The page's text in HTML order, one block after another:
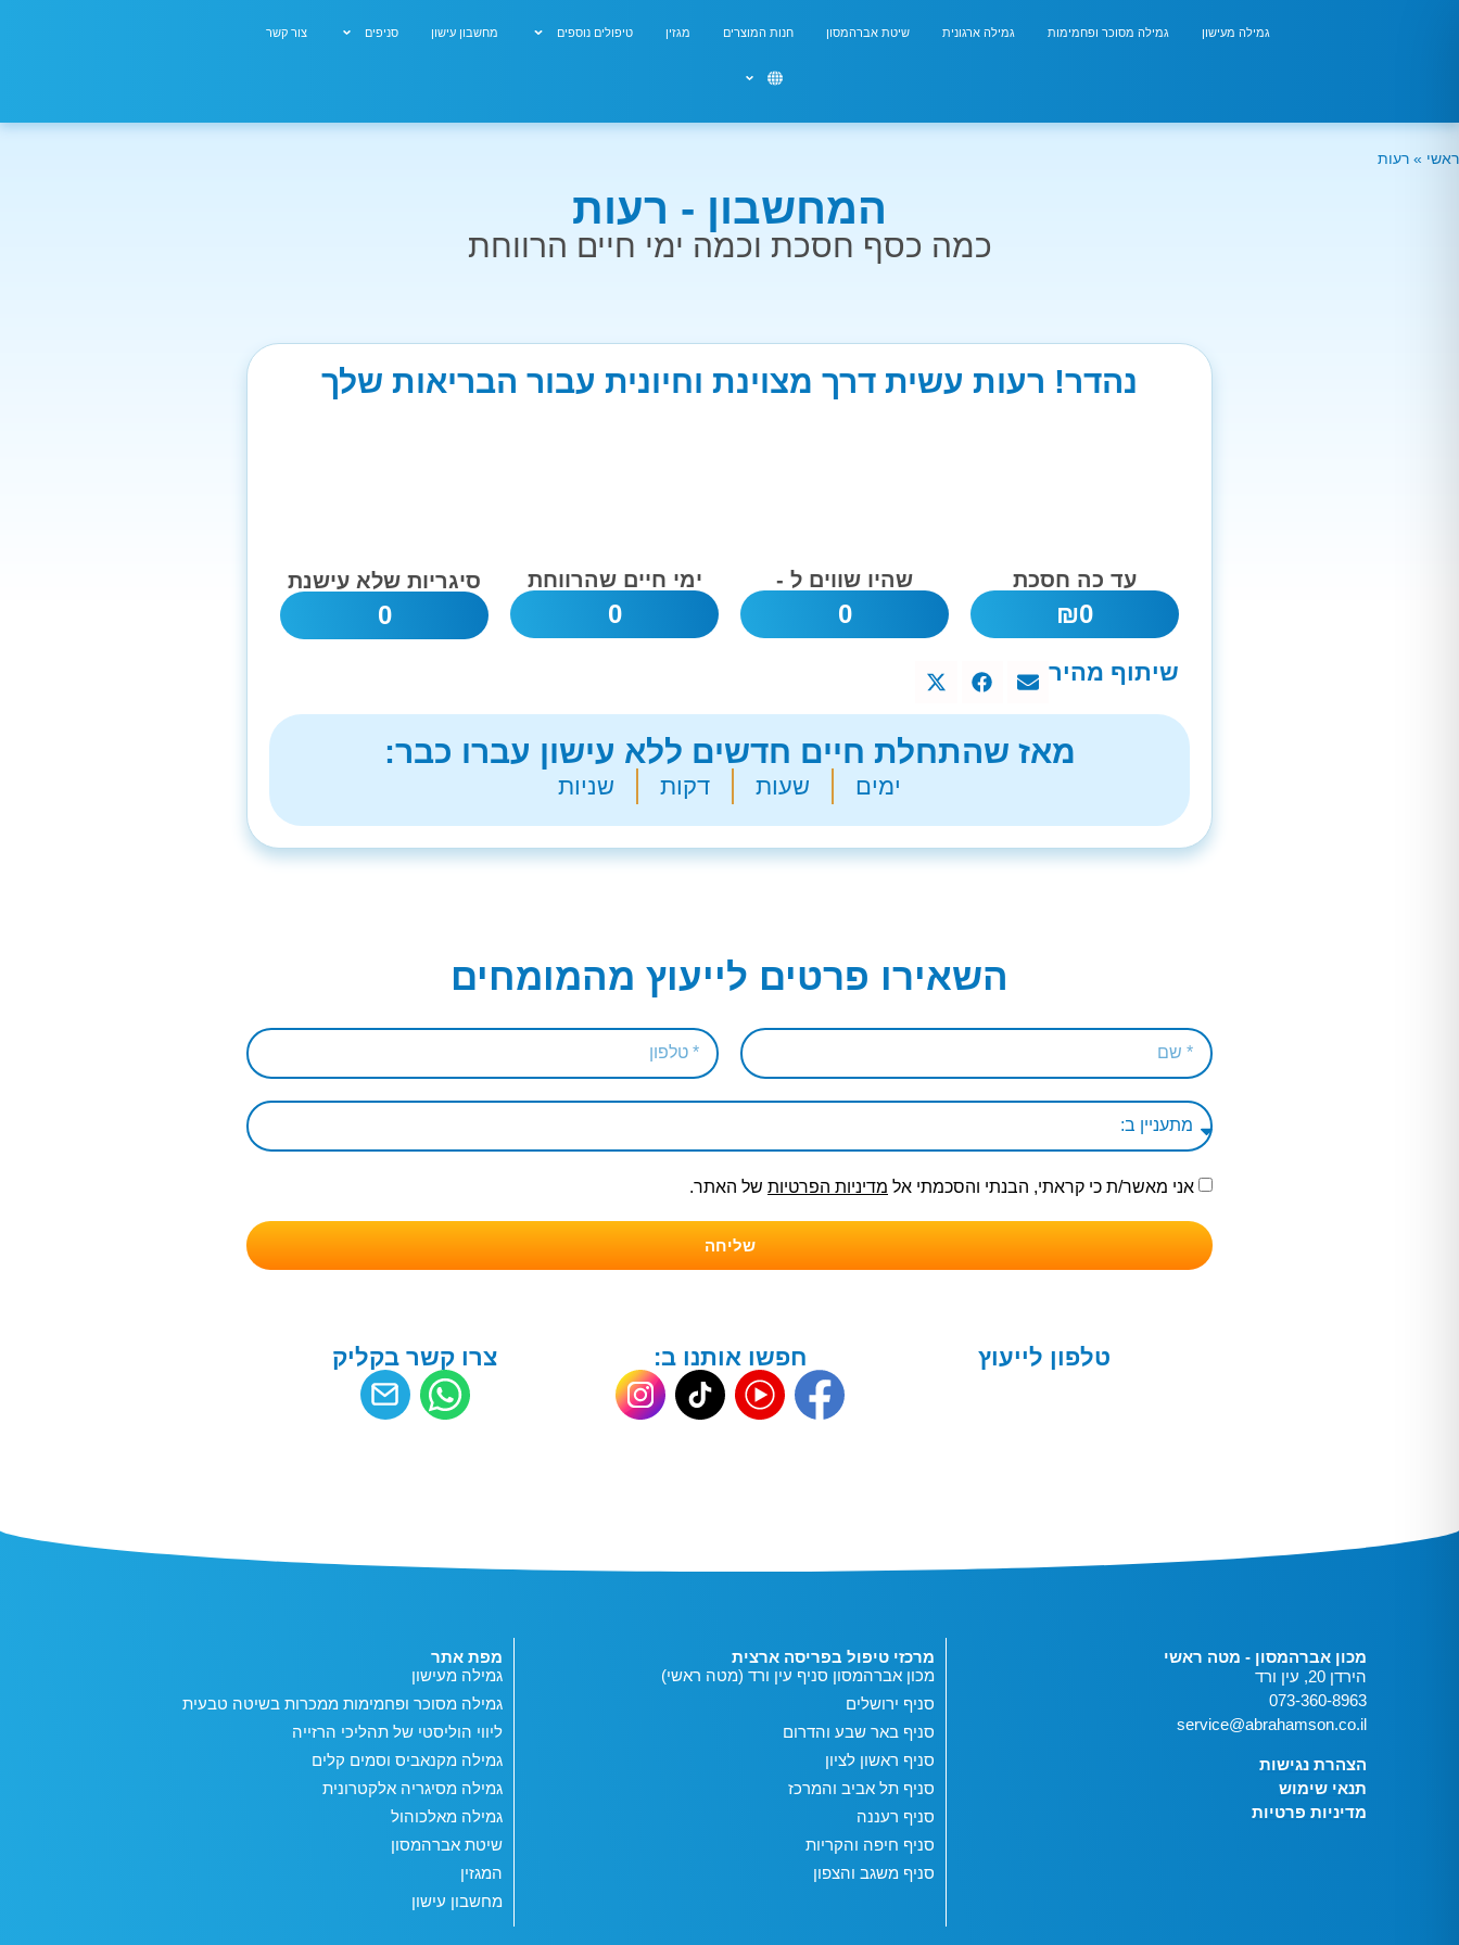
גמילה מעישון גמילה מסוכר ופחמימות גמילה ארגונית שיטת אברהמסון חנות המוצרים מגזין טיפולים נוספים מחשבון עישון סניפים צור קשר
ראשי » רעות
המחשבון - רעות
כמה כסף חסכת וכמה ימי חיים הרווחת
נהדר! רעות עשית דרך מצוינת וחיונית עבור הבריאות שלך
עד כה חסכת
0
₪
שהיו שווים ל -
0
ימי חיים שהרווחת
0
סיגריות שלא עישנת
0
שיתוף מהיר
מאז שהתחלת חיים חדשים ללא עישון עברו כבר:
ימים שעות דקות שניות
השאירו פרטים לייעוץ מהמומחים
אני מאשר/ת כי קראתי, הבנתי והסכמתי אל מדיניות הפרטיות של האתר.
שליחה
טלפון לייעוץ חפשו אותנו ב: צרו קשר בקליק
מכון אברהמסון - מטה ראשי
הירדן 20, עין ורד
073-360-8963
service@abrahamson.co.il
הצהרת נגישות
תנאי שימוש
מדיניות פרטיות
מרכזי טיפול בפריסה ארצית
מכון אברהמסון סניף עין ורד (מטה ראשי)
סניף ירושלים
סניף באר שבע והדרום
סניף ראשון לציון
סניף תל אביב והמרכז
סניף רעננה
סניף חיפה והקריות
סניף משגב והצפון
מפת אתר
גמילה מעישון
גמילה מסוכר ופחמימות ממכרות בשיטה טבעית
ליווי הוליסטי של תהליכי הרזייה
גמילה מקנאביס וסמים קלים
גמילה מסיגריה אלקטרונית
גמילה מאלכוהול
שיטת אברהמסון
המגזין
מחשבון עישון